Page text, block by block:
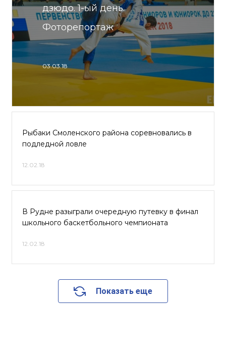
дзюдо. 1-ый день.
Фоторепортаж
03.03.18
Рыбаки Смоленского района соревновались в
подледной ловле
12.02.18
В Рудне разыграли очередную путевку в финал
школьного баскетбольного чемпионата
12.02.18
Показать еще